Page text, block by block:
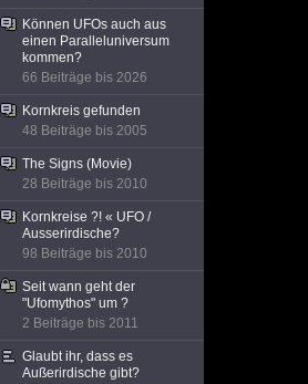
Können UFOs auch aus
einen Paralleluniversum
kommen?
66 Beiträge bis 2026
Kornkreis gefunden
48 Beiträge bis 2005
The Signs (Movie)
28 Beiträge bis 2010
Kornkreise ?! « UFO /
Ausserirdische?
98 Beiträge bis 2010
Seit wann geht der
"Ufomythos" um ?
2 Beiträge bis 2011
Glaubt ihr, dass es
Außerirdische gibt?